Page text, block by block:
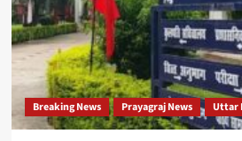
Breaking News Prayagraj News Uttar